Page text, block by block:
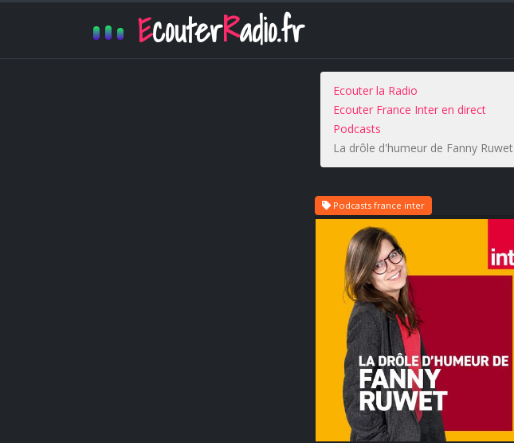
EcouterRadio.fr
Ecouter la Radio
Ecouter France Inter en direct
Podcasts
La drôle d'humeur de Fanny Ruwet
Podcasts france inter